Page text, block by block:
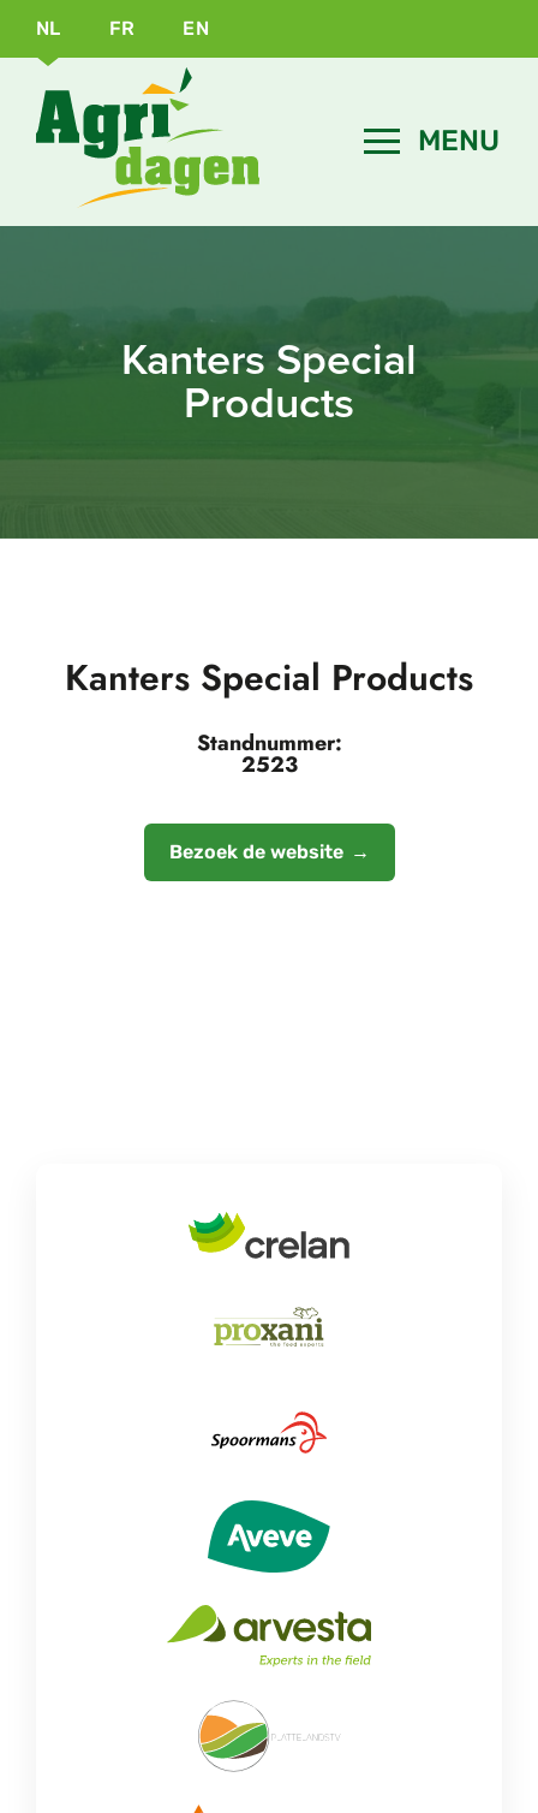
NL FR EN
Kanters Special
Products
Kanters Special Products
Standnummer:
2523
Bezoek de website